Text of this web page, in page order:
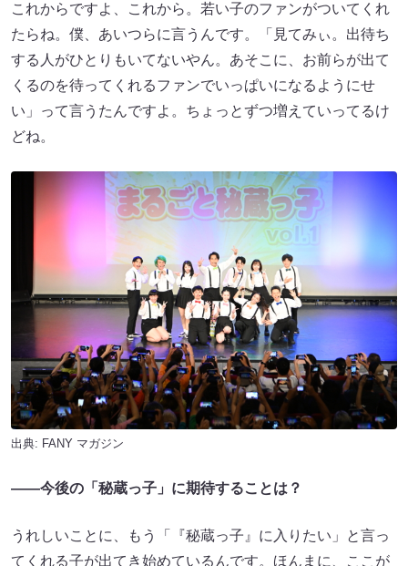
これからですよ、これから。若い子のファンがついてくれ
たらね。僕、あいつらに言うんです。「見てみぃ。出待ち
する人がひとりもいてないやん。あそこに、お前らが出て
くるのを待ってくれるファンでいっぱいになるようにせ
い」って言うたんですよ。ちょっとずつ増えていってるけ
どね。
出典: FANY マガジン
——今後の「秘蔵っ子」に期待することは？
うれしいことに、もう「『秘蔵っ子』に入りたい」と言っ
てくれる子が出てき始めているんです。ほんまに、ここが